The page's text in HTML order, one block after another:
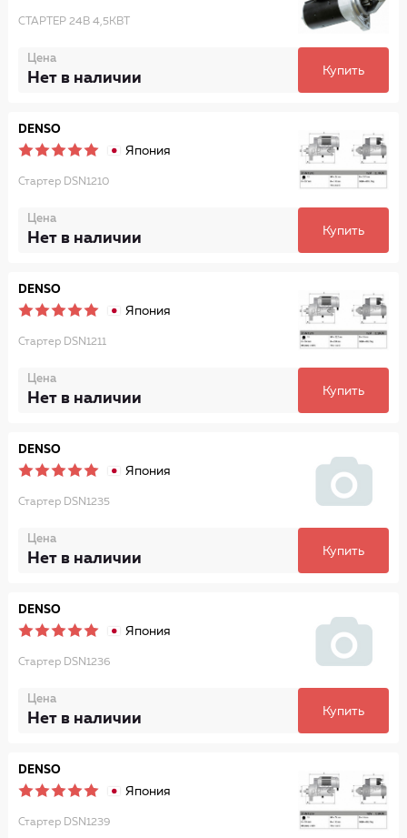
СТАРТЕР 24В 4,5КВТ
Цена
Нет в наличии Купить
DENSO
Япония
Стартер DSN1210
Цена
Нет в наличии Купить
DENSO
Япония
Стартер DSN1211
Цена
Нет в наличии Купить
DENSO
Япония
Стартер DSN1235
Цена
Нет в наличии Купить
DENSO
Япония
Стартер DSN1236
Цена
Нет в наличии Купить
DENSO
Япония
Стартер DSN1239